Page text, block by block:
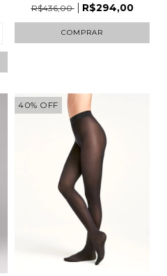
R$436,00
R$294,00
COMPRAR
40% OFF